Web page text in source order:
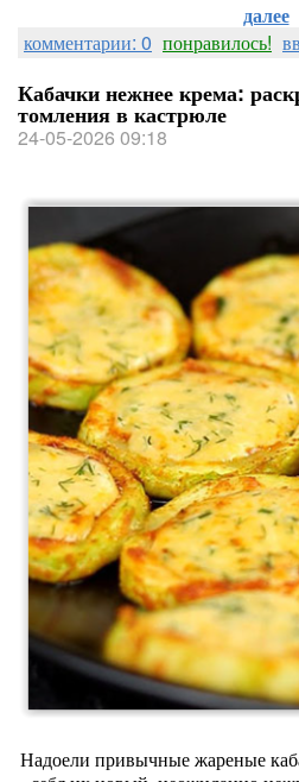
далее
комментарии: 0 понравилось!
Кабачки нежнее крема:
томления в кастрюле
24-05-2026 09:18
Надоели привычные жареные